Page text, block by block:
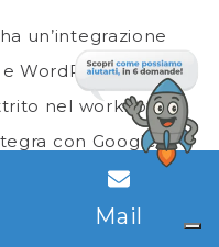
un’integrazione
WordPress che
nel workflow
con Google
rendendo la
molto più fluida.
Mail